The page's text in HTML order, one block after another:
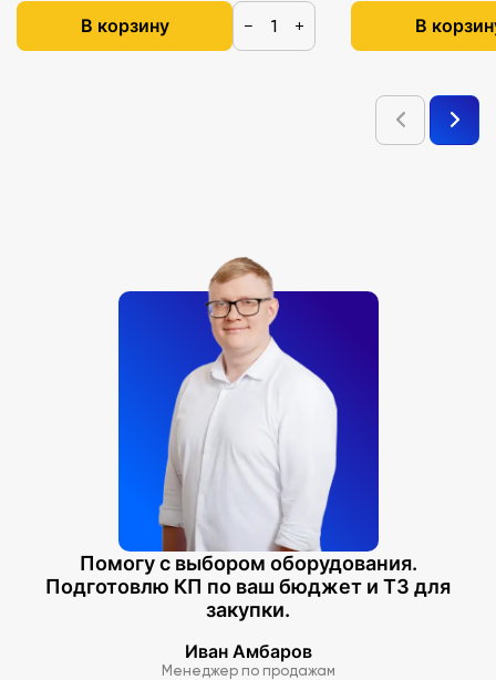
В корзину − + В
Помогу с выбором оборудования.
Подготовлю КП по ваш бюджет и ТЗ для
закупки.
Иван Амбаров
Менеджер по продажам